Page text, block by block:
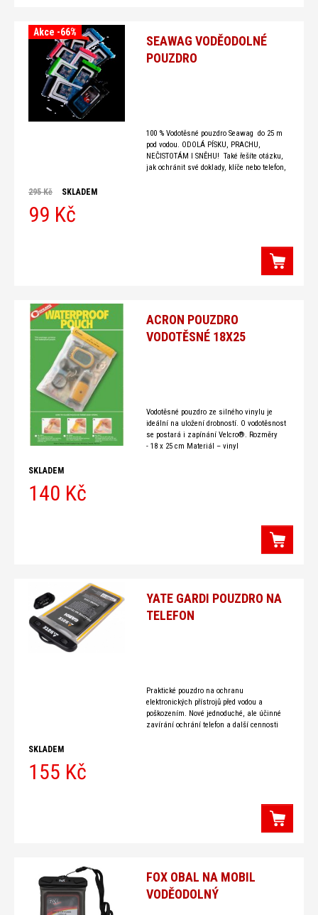
SEAWAG VODĚODOLNÉ
POUZDRO
Akce -66%
100 % Vodotěsné pouzdro Seawag do 25 m
pod vodou. ODOLÁ PÍSKU, PRACHU,
NEČISTOTÁM I SNĚHU! Také řešíte otázku,
jak ochránit své doklady, klíče nebo telefon,
295 Kč SKLADEM
99 Kč
ACRON POUZDRO
VODOTĚSNÉ 18X25
Vodotěsné pouzdro ze silného vinylu je
ideální na uložení drobností. O vodotěsnost
se postará i zapínání Velcro®. Rozměry
- 18 x 25 cm Materiál – vinyl
SKLADEM
140 Kč
YATE GARDI POUZDRO NA
TELEFON
Praktické pouzdro na ochranu
elektronických přístrojů před vodou a
poškozením. Nové jednoduché, ale účinné
zavírání ochrání telefon a další cennosti
SKLADEM
155 Kč
FOX OBAL NA MOBIL
VODĚODOLNÝ